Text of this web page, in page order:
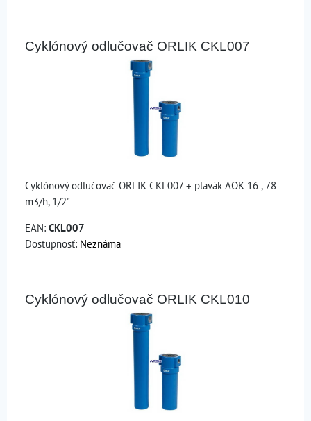
Cyklónový odlučovač ORLIK CKL007
Cyklónový odlučovač ORLIK CKL007 + plavák AOK 16 , 78
m3/h, 1/2"
EAN: CKL007
Dostupnosť: Neznáma
Cyklónový odlučovač ORLIK CKL010